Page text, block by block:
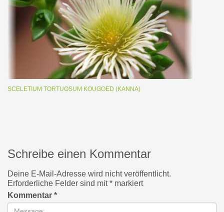
SCELETIUM TORTUOSUM KOUGOED (KANNA)
Schreibe einen Kommentar
Deine E-Mail-Adresse wird nicht veröffentlicht.
Erforderliche Felder sind mit* markiert
Kommentar *